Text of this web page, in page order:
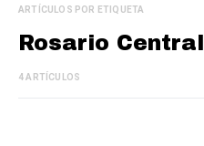
ARTÍCULOS POR ETIQUETA
Rosario Central
4 ARTÍCULOS